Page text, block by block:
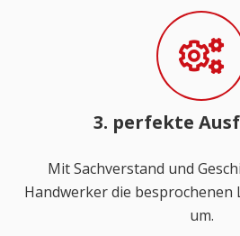
3. perfekte
Mit Sachverstand und
Handwerker die besprochenen
um.